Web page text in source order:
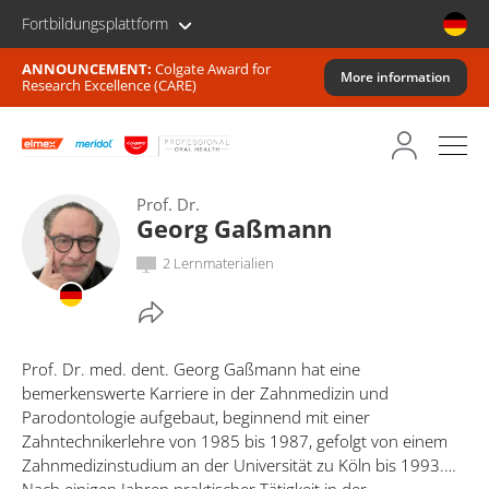
Fortbildungsplattform
ANNOUNCEMENT: Colgate Award for
Research Excellence (CARE)
More information
Prof. Dr.
Georg Gaßmann
2 Lernmaterialien
Prof. Dr. med. dent. Georg Gaßmann hat eine
bemerkenswerte Karriere in der Zahnmedizin und
Parodontologie aufgebaut, beginnend mit einer
Zahntechnikerlehre von 1985 bis 1987, gefolgt von einem
Zahnmedizinstudium an der Universität zu Köln bis 1993.